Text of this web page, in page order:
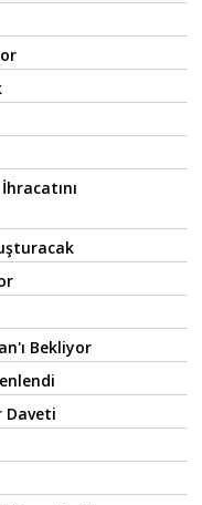
Bekliyor
Daveti